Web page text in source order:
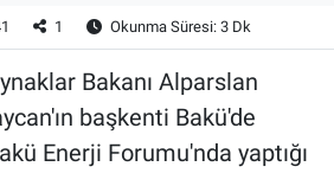
1 Okunma Süresi: 3 Dk
Bakanı Alparslan
başkenti Bakü'de
Enerji Forumu'nda yaptığı